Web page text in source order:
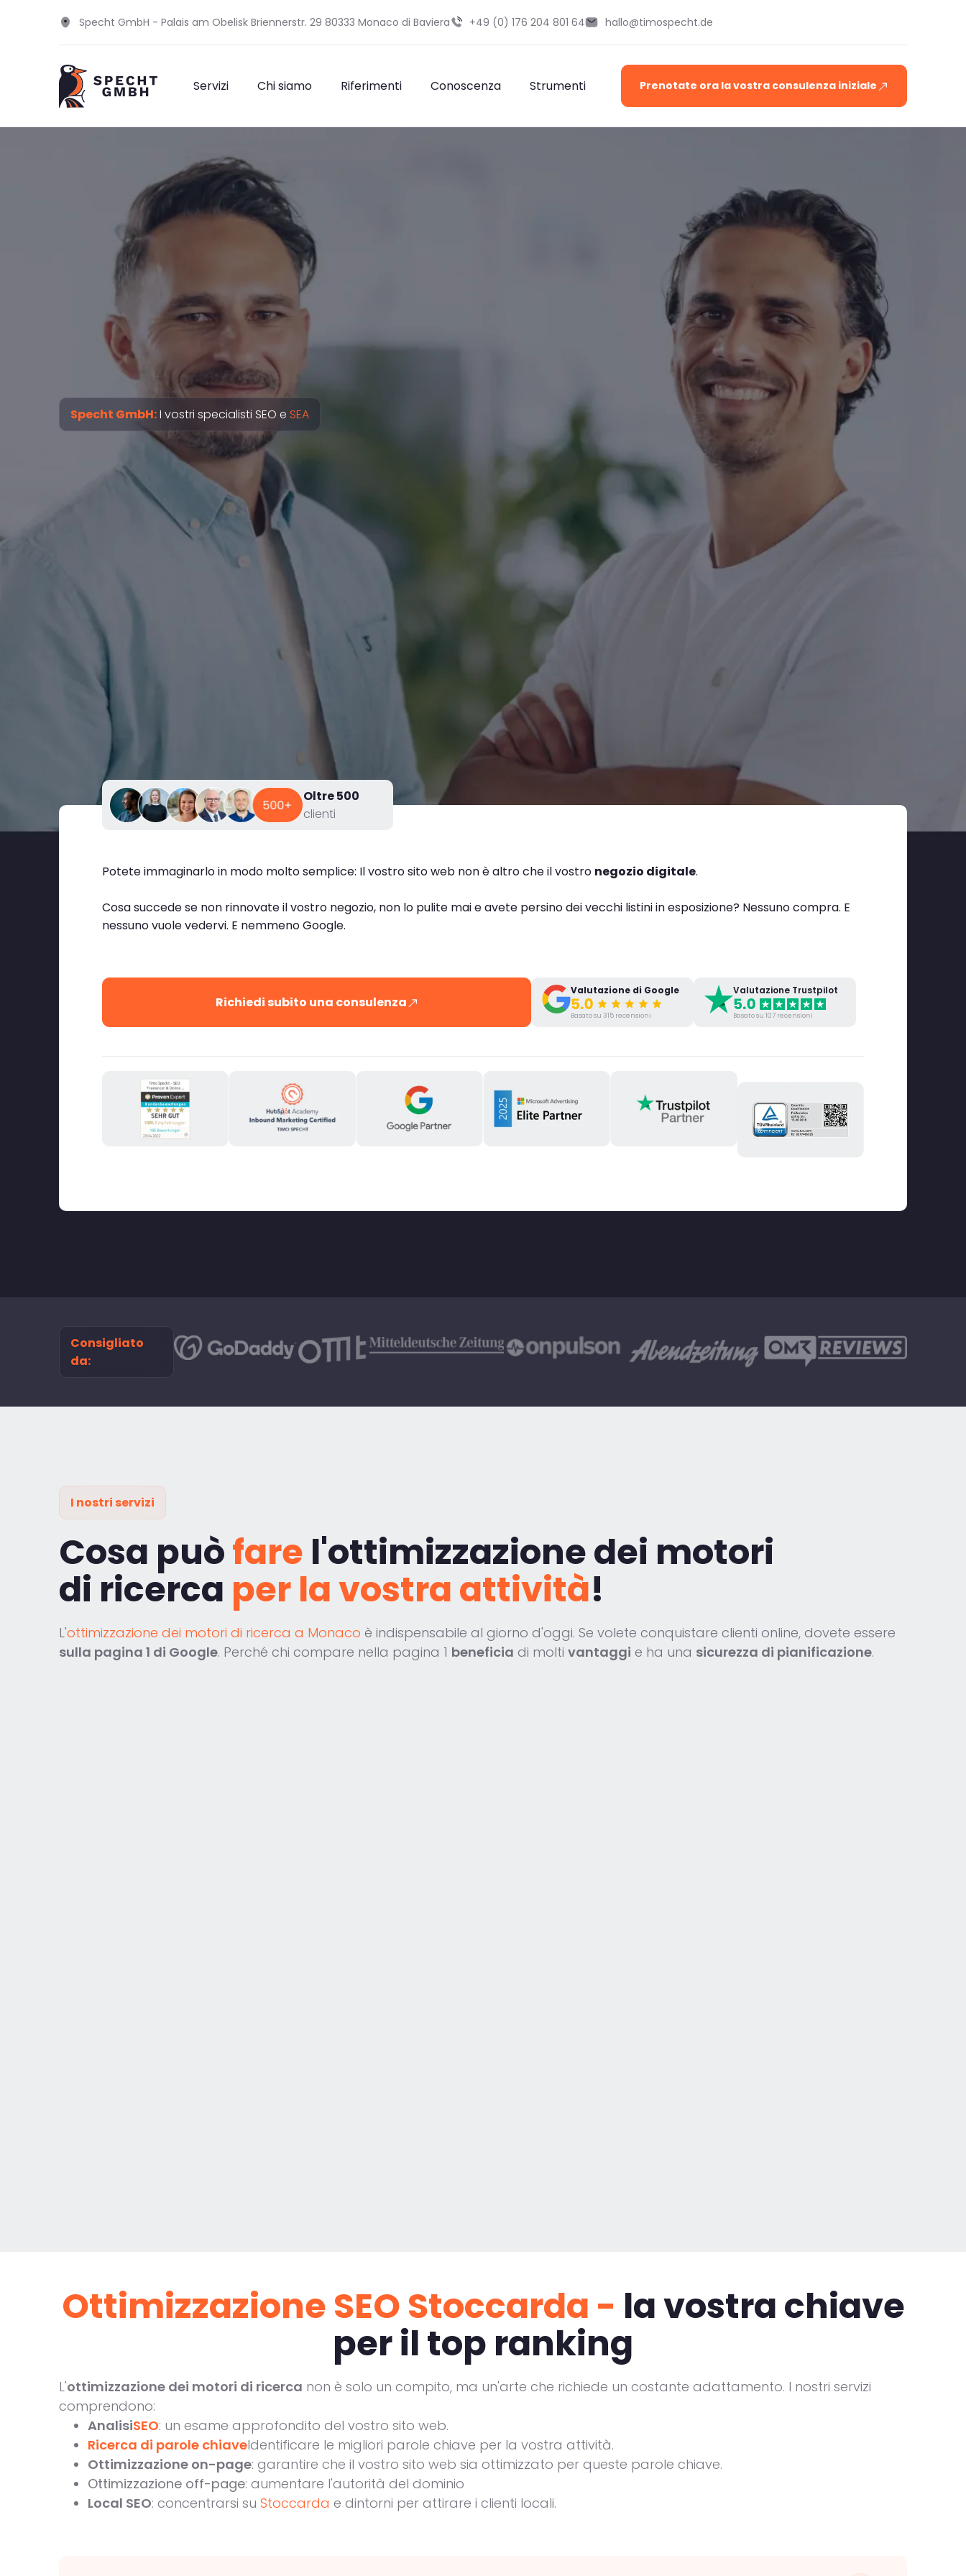
Specht GmbH - Palais am Obelisk Briennerstr. 29 80333 Monaco di Baviera +49 (0) 176 204 801 64 hallo@timospecht.de
Servizi Chi siamo Riferimenti Conoscenza Strumenti Prenotate ora la vostra consulenza iniziale
Specht GmbH:I vostri specialisti SEO e SEA
Oltre 500
clienti
Potete immaginarlo in modo molto semplice: Il vostro sito web non è altro che il vostro negozio digitale.
Cosa succede se non rinnovate il vostro negozio, non lo pulite mai e avete persino dei vecchi listini in esposizione? Nessuno compra. E
nessuno vuole vedervi. E nemmeno Google.
Richiedi subito una consulenza
Valutazione di Google
Basato su 315 recensioni
Valutazione Trustpilot
Basato su 107 recensioni
Consigliato
da:
I nostri servizi
Cosa puòfare l'ottimizzazione dei motori
di ricerca per la vostra attività!
L'ottimizzazione dei motori di ricerca a Monaco è indispensabile al giorno d'oggi. Se volete conquistare clienti online, dovete essere
sulla pagina 1 di Google. Perché chi compare nella pagina 1 beneficia di molti vantaggi e ha una sicurezza di pianificazione.
Ottimizzazione SEO Stoccarda - la vostra chiave
per il top ranking
L'ottimizzazione dei motori di ricerca non è solo un compito, ma un'arte che richiede un costante adattamento. I nostri servizi
comprendono:
AnalisiSEO: un esame approfondito del vostro sito web.
Ricerca di parole chiaveIdentificare le migliori parole chiave per la vostra attività.
Ottimizzazione on-page: garantire che il vostro sito web sia ottimizzato per queste parole chiave.
Ottimizzazione off-page: aumentare l'autorità del dominio
Local SEO: concentrarsi su Stoccarda e dintorni per attirare i clienti locali.